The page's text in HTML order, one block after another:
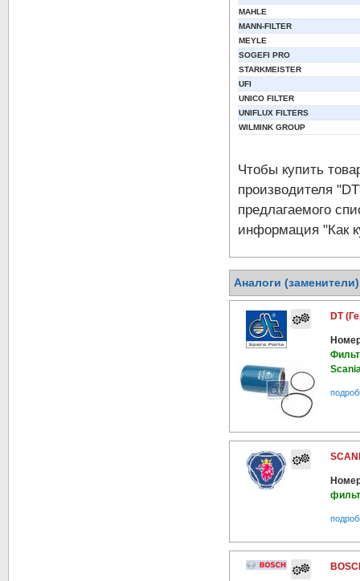
MAHLE
MANN-FILTER
MEYLE
SOGEFI PRO
STARKMEISTER
UFI
UNICO FILTER
UNIFLUX FILTERS
WILMINK GROUP
Чтобы купить
производителя
предлагаемого
информация "Как
Аналоги
DT